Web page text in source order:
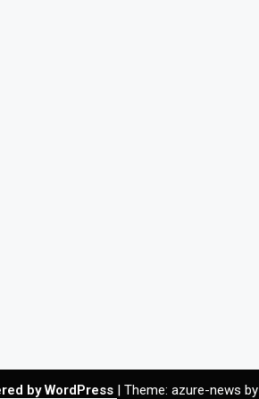
by WordPress | Theme: azure-news by